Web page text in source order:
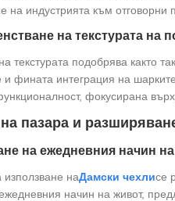
на индустрията към отговорни
на текстурата на
текстурата подобрява както
фината интеграция на
фокусирана
пазара и
на ежедневния начин
наДамски чехлисе
начин на живот,